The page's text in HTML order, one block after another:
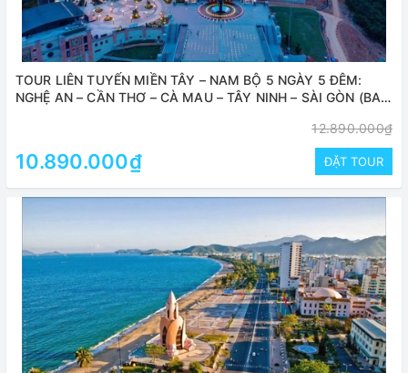
TOUR LIÊN TUYẾN MIỀN TÂY – NAM BỘ 5 NGÀY 5 ĐÊM:
NGHỆ AN – CẦN THƠ – CÀ MAU – TÂY NINH – SÀI GÒN (BAY
12.890.000₫
10.890.000₫ ĐẶT TOUR